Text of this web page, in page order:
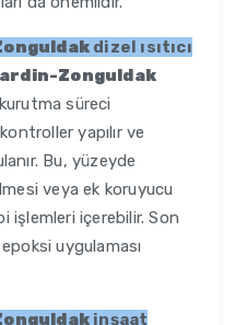
dizel ısıtıcı
Zonguldak
süreci
yapılır ve
Bu, yüzeyde
veya ek koruyucu
işlemleri içerebilir. Son
uygulaması
inşaat